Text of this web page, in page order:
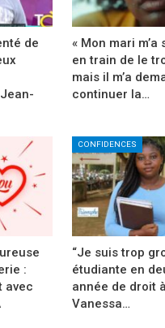
de
« Mon mari m’a
en train de le
mais il m’a
continuer la…
:
avec
CONFIDENCES
“Je suis trop
étudiante en
année de droit à
Vanessa…